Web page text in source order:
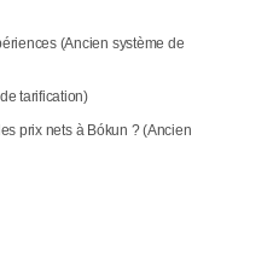
(Ancien système de
tarification)
prix nets à Bókun ? (Ancien